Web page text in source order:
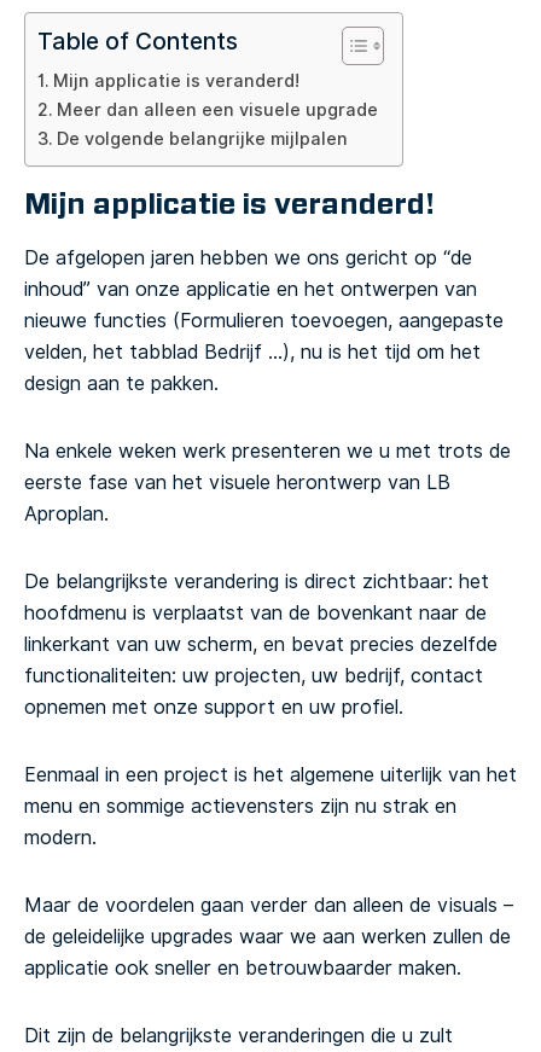
Table of Contents
Mijn applicatie is veranderd!
Meer dan alleen een visuele upgrade
De volgende belangrijke mijlpalen
Mijn applicatie is veranderd!
De afgelopen jaren hebben we ons gericht op “de
inhoud” van onze applicatie en het ontwerpen van
nieuwe functies (Formulieren toevoegen, aangepaste
velden, het tabblad Bedrijf …), nu is het tijd om het
design aan te pakken.
Na enkele weken werk presenteren we u met trots de
eerste fase van het visuele herontwerp van LB
Aproplan.
De belangrijkste verandering is direct zichtbaar: het
hoofdmenu is verplaatst van de bovenkant naar de
linkerkant van uw scherm, en bevat precies dezelfde
functionaliteiten: uw projecten, uw bedrijf, contact
opnemen met onze support en uw profiel.
Eenmaal in een project is het algemene uiterlijk van het
menu en sommige actievensters zijn nu strak en
modern.
Maar de voordelen gaan verder dan alleen de visuals –
de geleidelijke upgrades waar we aan werken zullen de
applicatie ook sneller en betrouwbaarder maken.
Dit zijn de belangrijkste veranderingen die u zult